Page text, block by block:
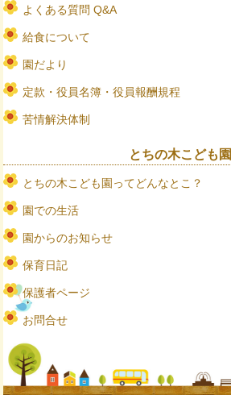
よくある質問 Q&A
給食について
園だより
定款・役員名簿・役員報酬規程
苦情解決体制
とちの木こども園
とちの木こども園ってどんなとこ？
園での生活
園からのお知らせ
保育日記
保護者ページ
お問合せ